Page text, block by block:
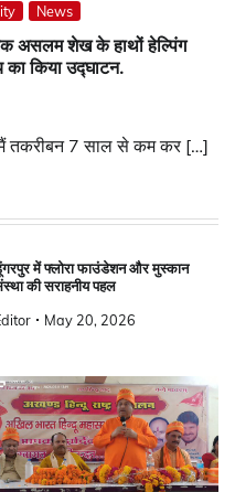
News
असलम शेख के हाथों हेल्पिंग
किया उद्घाटन.
मैं तकरीबन 7 साल से कम कर […]
में फ्लोरा फाउंडेशन और मुस्कान
की सराहनीय पहल
May 20, 2026